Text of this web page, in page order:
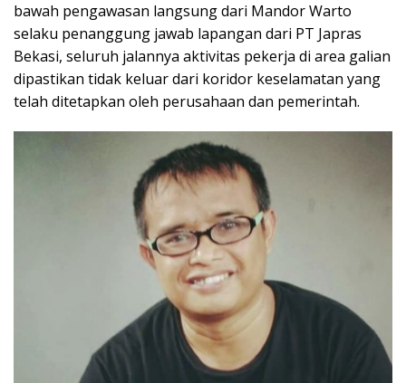
bawah pengawasan langsung dari Mandor Warto
selaku penanggung jawab lapangan dari PT Japras
Bekasi, seluruh jalannya aktivitas pekerja di area galian
dipastikan tidak keluar dari koridor keselamatan yang
telah ditetapkan oleh perusahaan dan pemerintah.